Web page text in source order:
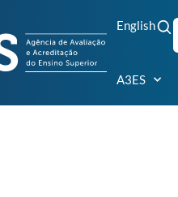
English
A3ES